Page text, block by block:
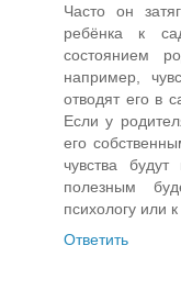
Часто он
ребёнка к
состоянием
например,
отводят его в
Если у
его
чувства
полезным
психологу или
Ответить